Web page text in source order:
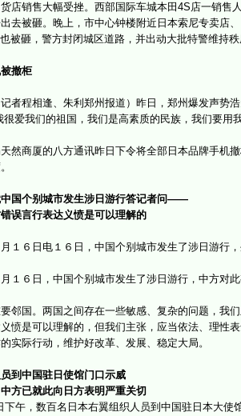
销售大幅受挫。西部国际车城本田4S店一销售
去被砸。晚上，市中心钟楼附近日本索尼专卖店
被砸，警方封闭城区道路，并出动大批特警维持
撤柜
程相逢、朱利郑州报道）昨日，郑州爆发声势浩
很爱我们的祖国，我们是高素质的民族，我们要
商厦的八方通讯昨日下令将全部日本品牌手机
国个别城市发生涉日游行答记者问——
言行表达义愤是可以理解的
６日电１６日，中国个别城市发生了涉日游行，
６日，中国个别城市发生了涉日游行，中方对此
国。两国之间存在一些敏感、复杂的问题，我
愤是可以理解的，但我们主张，应当依法、理性
实际行动，维护好改革、发展、稳定大局。
中国驻日使馆门口示威
已就此向日方表明严重关切
，数百名日本右翼组织人员到中国驻日本大使